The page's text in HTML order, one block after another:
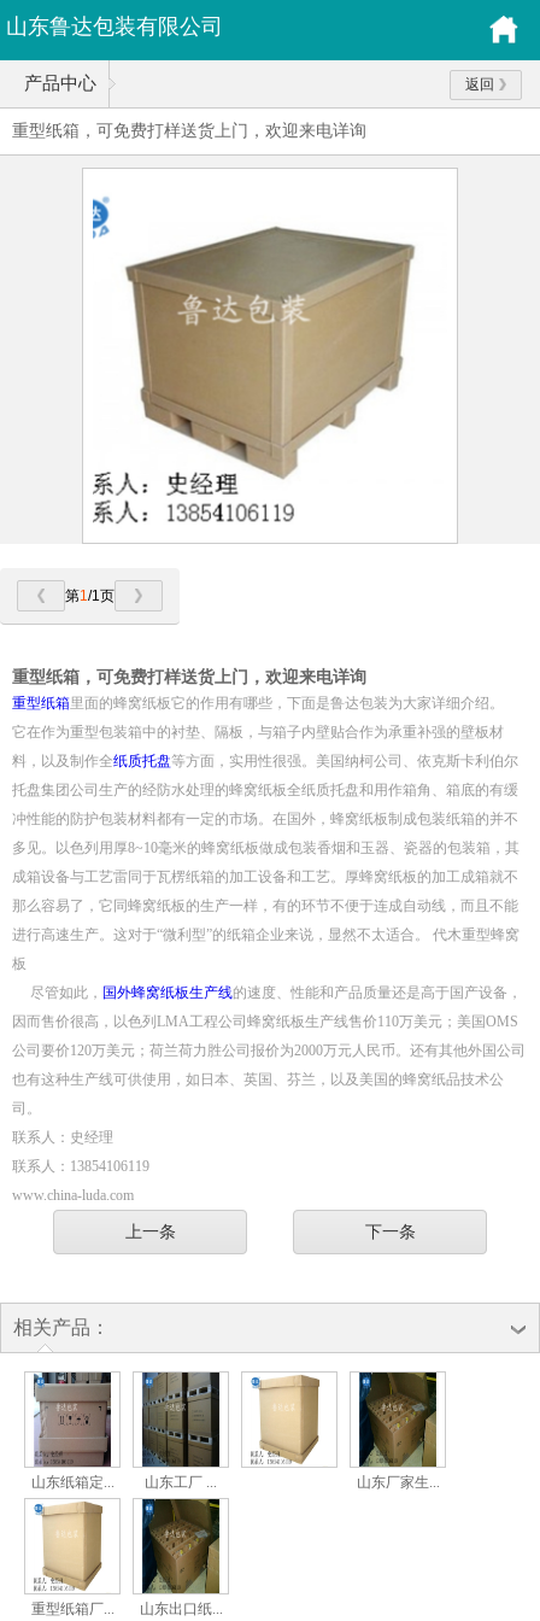
山东鲁达包装有限公司
产品中心 返回
重型纸箱，可免费打样送货上门，欢迎来电详询
第1/1页
重型纸箱，可免费打样送货上门，欢迎来电详询
重型纸箱里面的蜂窝纸板它的作用有哪些，下面是鲁达包装为大家详细介绍。
它在作为重型包装箱中的衬垫、隔板，与箱子内壁贴合作为承重补强的壁板材
料，以及制作全纸质托盘等方面，实用性很强。美国纳柯公司、依克斯卡利伯尔
托盘集团公司生产的经防水处理的蜂窝纸板全纸质托盘和用作箱角、箱底的有缓
冲性能的防护包装材料都有一定的市场。在国外，蜂窝纸板制成包装纸箱的并不
多见。以色列用厚8~10毫米的蜂窝纸板做成包装香烟和玉器、瓷器的包装箱，其
成箱设备与工艺雷同于瓦楞纸箱的加工设备和工艺。厚蜂窝纸板的加工成箱就不
那么容易了，它同蜂窝纸板的生产一样，有的环节不便于连成自动线，而且不能
进行高速生产。这对于“微利型”的纸箱企业来说，显然不太适合。 代木重型蜂窝
板
尽管如此， 国外蜂窝纸板生产线的速度、性能和产品质量还是高于国产设备，
因而售价很高，以色列LMA工程公司蜂窝纸板生产线售价110万美元；美国OMS
公司要价120万美元；荷兰荷力胜公司报价为2000万元人民币。还有其他外国公司
也有这种生产线可供使用，如日本、英国、芬兰，以及美国的蜂窝纸品技术公
司。
联系人：史经理
联系人：13854106119
www.china-luda.com
上一条 下一条
相关产品：
山东纸箱定... 山东工厂 ... 山东厂家生...
重型纸箱厂... 山东出口纸...